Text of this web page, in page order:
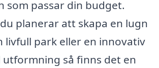
som passar din budget.
planerar att skapa en lugn
livfull park eller en innovativ
utformning så finns det en